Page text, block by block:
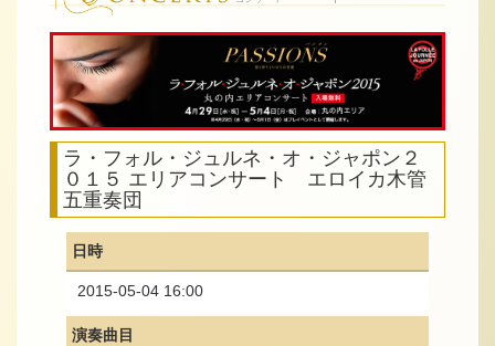
ラ・フォル・ジュルネ・オ・ジャポン２
０１５ エリアコンサート エロイカ木管
五重奏団
日時
2015-05-04 16:00
演奏曲目